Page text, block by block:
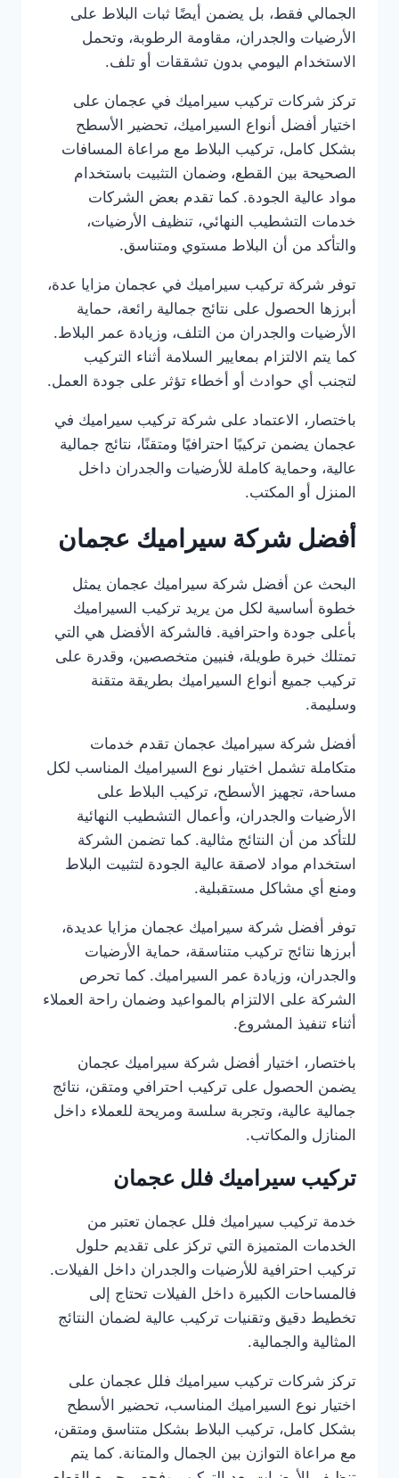
الجمالي فقط، بل يضمن أيضًا ثبات البلاط على
الأرضيات والجدران، مقاومة الرطوبة، وتحمل
الاستخدام اليومي بدون تشققات أو تلف.
تركز شركات تركيب سيراميك في عجمان على
اختيار أفضل أنواع السيراميك، تحضير الأسطح
بشكل كامل، تركيب البلاط مع مراعاة المسافات
الصحيحة بين القطع، وضمان التثبيت باستخدام
مواد عالية الجودة. كما تقدم بعض الشركات
خدمات التشطيب النهائي، تنظيف الأرضيات،
والتأكد من أن البلاط مستوي ومتناسق.
توفر شركة تركيب سيراميك في عجمان مزايا عدة،
أبرزها الحصول على نتائج جمالية رائعة، حماية
الأرضيات والجدران من التلف، وزيادة عمر البلاط.
كما يتم الالتزام بمعايير السلامة أثناء التركيب
لتجنب أي حوادث أو أخطاء تؤثر على جودة العمل.
باختصار، الاعتماد على شركة تركيب سيراميك في
عجمان يضمن تركيبًا احترافيًا ومتقنًا، نتائج جمالية
عالية، وحماية كاملة للأرضيات والجدران داخل
المنزل أو المكتب.
أفضل شركة سيراميك عجمان
البحث عن أفضل شركة سيراميك عجمان يمثل
خطوة أساسية لكل من يريد تركيب السيراميك
بأعلى جودة واحترافية. فالشركة الأفضل هي التي
تمتلك خبرة طويلة، فنيين متخصصين، وقدرة على
تركيب جميع أنواع السيراميك بطريقة متقنة
وسليمة.
أفضل شركة سيراميك عجمان تقدم خدمات
متكاملة تشمل اختيار نوع السيراميك المناسب لكل
مساحة، تجهيز الأسطح، تركيب البلاط على
الأرضيات والجدران، وأعمال التشطيب النهائية
للتأكد من أن النتائج مثالية. كما تضمن الشركة
استخدام مواد لاصقة عالية الجودة لتثبيت البلاط
ومنع أي مشاكل مستقبلية.
توفر أفضل شركة سيراميك عجمان مزايا عديدة،
أبرزها نتائج تركيب متناسقة، حماية الأرضيات
والجدران، وزيادة عمر السيراميك. كما تحرص
الشركة على الالتزام بالمواعيد وضمان راحة العملاء
أثناء تنفيذ المشروع.
باختصار، اختيار أفضل شركة سيراميك عجمان
يضمن الحصول على تركيب احترافي ومتقن، نتائج
جمالية عالية، وتجربة سلسة ومريحة للعملاء داخل
المنازل والمكاتب.
تركيب سيراميك فلل عجمان
خدمة تركيب سيراميك فلل عجمان تعتبر من
الخدمات المتميزة التي تركز على تقديم حلول
تركيب احترافية للأرضيات والجدران داخل الفيلات.
فالمساحات الكبيرة داخل الفيلات تحتاج إلى
تخطيط دقيق وتقنيات تركيب عالية لضمان النتائج
المثالية والجمالية.
تركز شركات تركيب سيراميك فلل عجمان على
اختيار نوع السيراميك المناسب، تحضير الأسطح
بشكل كامل، تركيب البلاط بشكل متناسق ومتقن،
مع مراعاة التوازن بين الجمال والمتانة. كما يتم